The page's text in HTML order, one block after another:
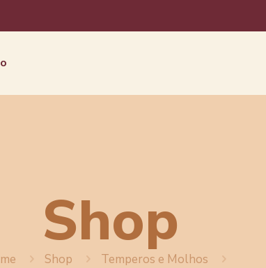
Shop
Shop
Temperos e Molhos